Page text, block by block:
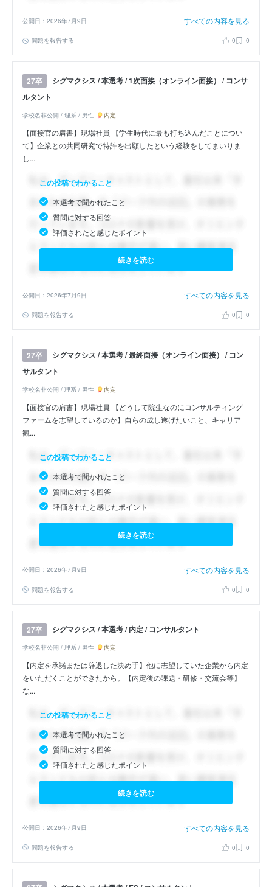
公開日：2026年7月9日 すべての内容を見る
問題を報告する 0 0
27卒
シグマクシス / 本選考 / 1次面接（オンライン面接） / コンサ
ルタント
学校名非公開 / 理系 / 男性 内定
【面接官の肩書】現場社員 【学生時代に最も打ち込んだことについ
て】企業との共同研究で特許を出願したという経験をしてまいりま
し...
この投稿でわかること
本選考で聞かれたこと
質問に対する回答
評価されたと感じたポイント
続きを読む
公開日：2026年7月9日 すべての内容を見る
問題を報告する 0 0
27卒
シグマクシス / 本選考 / 最終面接（オンライン面接） / コン
サルタント
学校名非公開 / 理系 / 男性 内定
【面接官の肩書】現場社員 【どうして院生なのにコンサルティング
ファームを志望しているのか】自らの成し遂げたいこと、キャリア
観...
この投稿でわかること
本選考で聞かれたこと
質問に対する回答
評価されたと感じたポイント
続きを読む
公開日：2026年7月9日 すべての内容を見る
問題を報告する 0 0
27卒 シグマクシス / 本選考 / 内定 / コンサルタント
学校名非公開 / 理系 / 男性 内定
【内定を承諾または辞退した決め手】他に志望していた企業から内定
をいただくことができたから。【内定後の課題・研修・交流会等】
な...
この投稿でわかること
本選考で聞かれたこと
質問に対する回答
評価されたと感じたポイント
続きを読む
公開日：2026年7月9日 すべての内容を見る
問題を報告する 0 0